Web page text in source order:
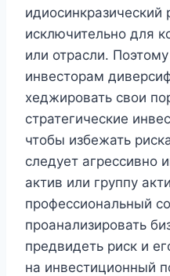
идиосинкразический
исключительно для
или отрасли.
инвесторам
хеджировать свои
стратегические
чтобы избежать
следует агрессивно
актив или группу
профессиональный
проанализировать
предвидеть риск и
на инвестиционный